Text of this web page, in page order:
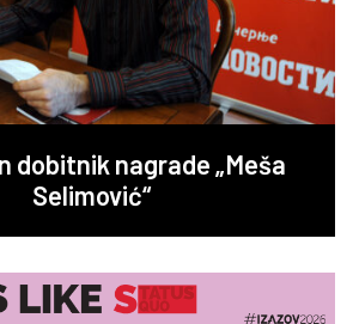
dobitnik nagrade „Meša
Selimović“